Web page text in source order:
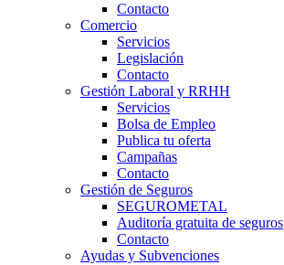
Contacto
Comercio
Servicios
Legislación
Contacto
Gestión Laboral y RRHH
Servicios
Bolsa de Empleo
Publica tu oferta
Campañas
Contacto
Gestión de Seguros
SEGUROMETAL
Auditoría gratuita de seguros
Contacto
Ayudas y Subvenciones